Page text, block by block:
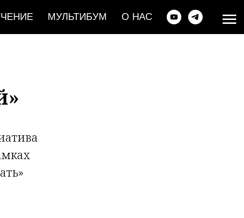
МУЛЬТИБУМ О НАС